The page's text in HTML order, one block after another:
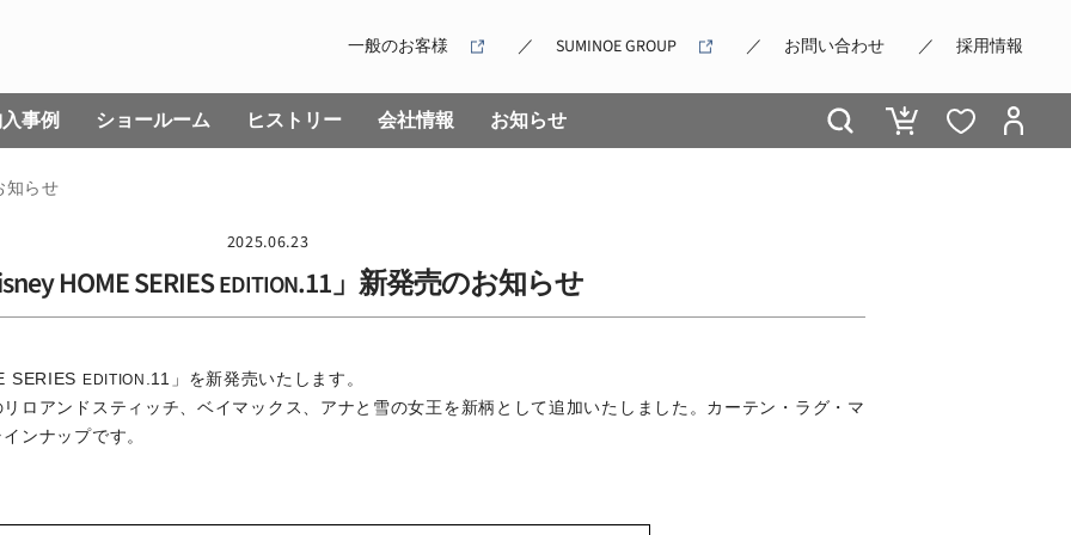
一般のお客様 SUMINOE GROUP お問い合わせ 採用情報
事例 ショールーム ヒストリー 会社情報 お知らせ
知らせ
2025.06.23
HOME SERIESEDITION.11」新発売のお知らせ
SERIES EDITION .11」を新発売いたします。
アンドスティッチ、ベイマックス、アナと雪の女王を新柄として追加いたしました。カーテン・ラグ・マ
ンナップです。